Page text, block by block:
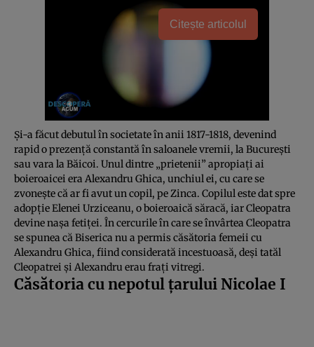
Citește articolul
Şi-a făcut debutul în societate în anii 1817-1818, devenind
rapid o prezenţă constantă în saloanele vremii, la Bucureşti
sau vara la Băicoi. Unul dintre „prietenii” apropiaţi ai
boieroaicei era Alexandru Ghica, unchiul ei, cu care se
zvoneşte că ar fi avut un copil, pe Zinca. Copilul este dat spre
adopţie Elenei Urziceanu, o boieroaică săracă, iar Cleopatra
devine naşa fetiţei. În cercurile în care se învârtea Cleopatra
se spunea că Biserica nu a permis căsătoria femeii cu
Alexandru Ghica, fiind considerată incestuoasă, deşi tatăl
Cleopatrei şi Alexandru erau fraţi vitregi.
Căsătoria cu nepotul ţarului Nicolae I